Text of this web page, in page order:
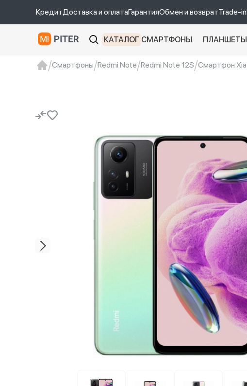
КредитДоставка и оплатаГарантияОбмен и возвратTrade-in
КАТАЛОГ СМАРТФОНЫ ПЛАНШЕТЫ
Смартфоны Redmi Note Redmi Note 12S Смартфон